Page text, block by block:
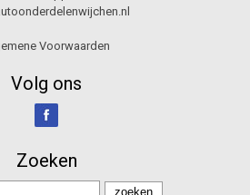
Voorwaarden
Volg ons
Zoeken